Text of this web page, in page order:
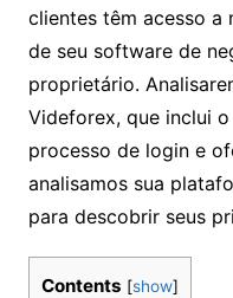
clientes têm acesso a
de seu software de
proprietário.
da Videforex, que
processo de login e
analisamos sua
para descobrir seus
Contents [show]